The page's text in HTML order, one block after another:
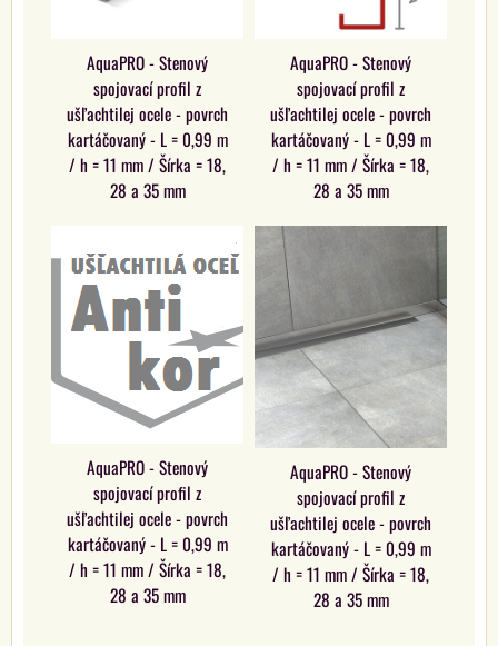
AquaPRO - Stenový
spojovací profil z
ušľachtilej ocele - povrch
kartáčovaný - L = 0,99 m
/ h = 11 mm / Šírka = 18,
28 a 35 mm
AquaPRO - Stenový
spojovací profil z
ušľachtilej ocele - povrch
kartáčovaný - L = 0,99 m
/ h = 11 mm / Šírka = 18,
28 a 35 mm
AquaPRO - Stenový
spojovací profil z
ušľachtilej ocele - povrch
kartáčovaný - L = 0,99 m
/ h = 11 mm / Šírka = 18,
28 a 35 mm
AquaPRO - Stenový
spojovací profil z
ušľachtilej ocele - povrch
kartáčovaný - L = 0,99 m
/ h = 11 mm / Šírka = 18,
28 a 35 mm